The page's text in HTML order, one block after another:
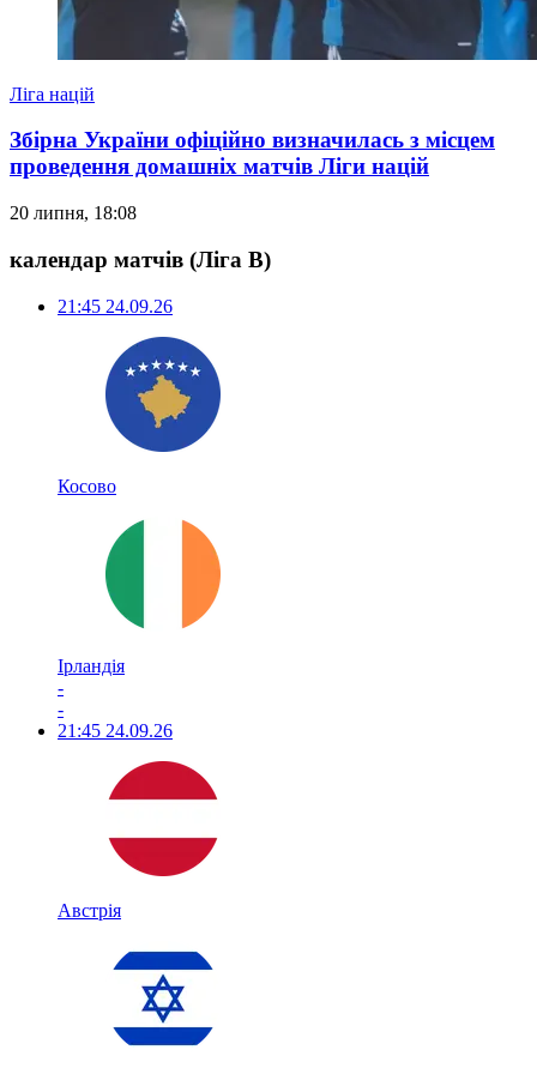
Ліга націй
Збірна України офіційно визначилась з місцем
проведення домашніх матчів Ліги націй
20 липня, 18:08
календар матчів (Ліга B)
21:45 24.09.26
Косово
Ірландія
-
-
21:45 24.09.26
Австрія